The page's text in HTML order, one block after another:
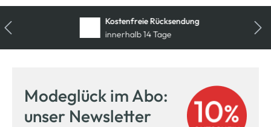
Kostenfreie Rücksendung
innerhalb 14 Tage
Modeglück im Abo:
unser Newsletter